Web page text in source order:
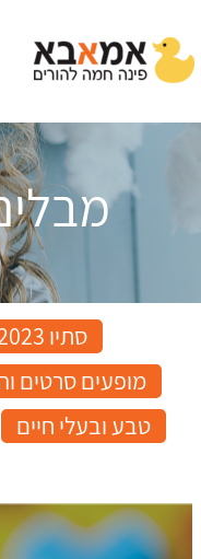
סתיו 2023
מופעים סרטים
טבע ובעלי חיים